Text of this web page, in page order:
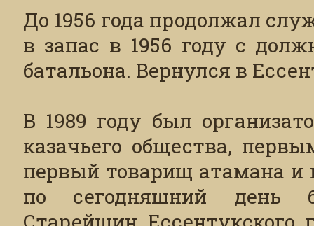
До 1956 года продолжал
в запас в 1956 году с
батальона. Вернулся в
В 1989 году был
казачьего общества,
первый товарищ атамана и
по сегодняшний день